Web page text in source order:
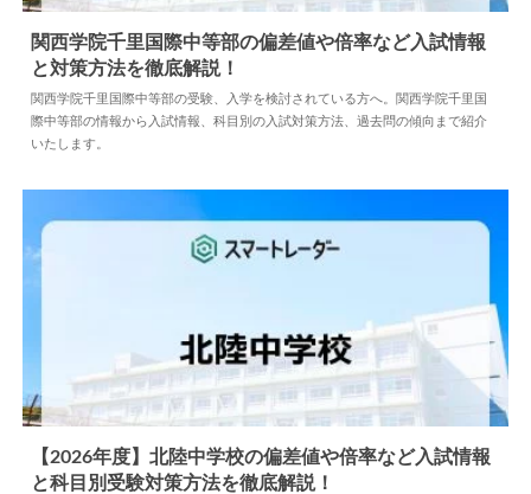
中学情報 2024.05.10
関西学院千里国際中等部の偏差値や倍率など入試情報
と対策方法を徹底解説！
関西学院千里国際中等部の受験、入学を検討されている方へ。関西学院千里国
際中等部の情報から入試情報、科目別の入試対策方法、過去問の傾向まで紹介
いたします。
【2026年度】北陸中学校の偏差値や倍率など入試情報
と科目別受験対策方法を徹底解説！